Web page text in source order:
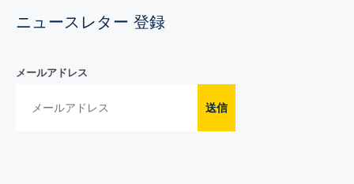
ニュースレター 登録
メールアドレス
送信